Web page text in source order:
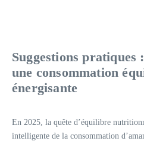
Suggestions
une consommation
énergisante
En 2025, la quête d’équilibre
intelligente de la consommation